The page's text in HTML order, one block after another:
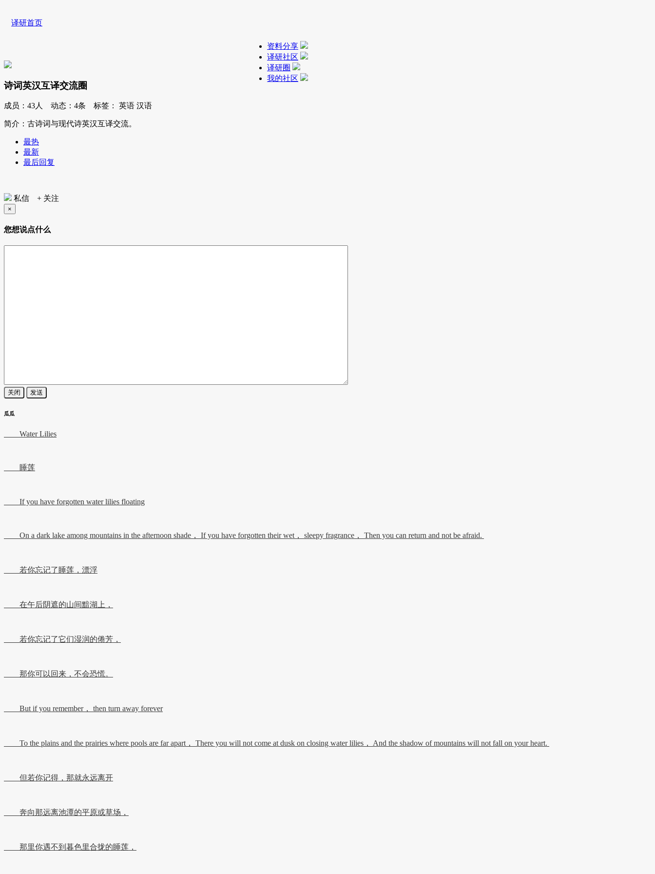
译研首页
资料分享
译研社区
译研圈
我的社区
诗词英汉互译交流圈
成员： 43人 动态： 4条 标签： 英语 汉语
简介：古诗词与现代诗英汉互译交流。
最热
最新
最后回复
私信 + 关注
×
您想说点什么
关闭 发送
瓜瓜
Water Lilies
睡莲
If you have forgotten water lilies floating
On a dark lake among mountains in the afternoon shade， If you have forgotten their wet， sleepy fragrance， Then you can return and not be afraid.
若你忘记了睡莲，漂浮
在午后阴遮的山间黯湖上，
若你忘记了它们湿润的倦芳，
那你可以回来，不会恐慌。
But if you remember， then turn away forever
To the plains and the prairies where pools are far apart， There you will not come at dusk on closing water lilies， And the shadow of mountains will not fall on your heart.
但若你记得，那就永远离开
奔向那远离池潭的平原或草场，
那里你遇不到暮色里合拢的睡莲，